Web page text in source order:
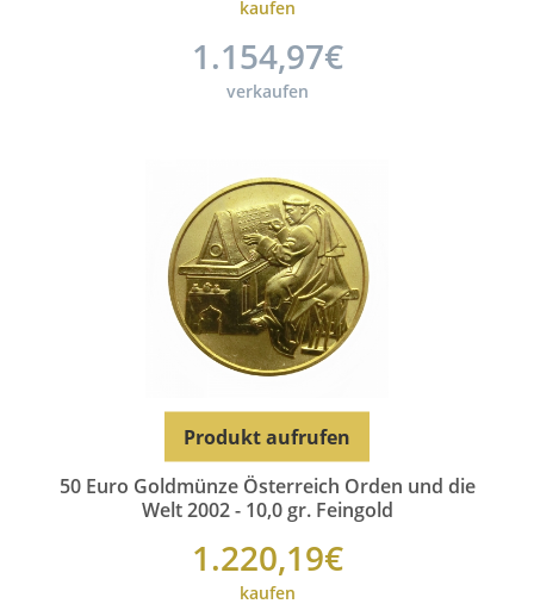
kaufen
1.154,97€
verkaufen
50 Euro Goldmünze Österreich Orden und die
Welt 2002 - 10,0 gr. Feingold
1.220,19€
kaufen
Produkt aufrufen